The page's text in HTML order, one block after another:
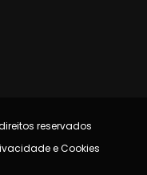
reservados
e Cookies